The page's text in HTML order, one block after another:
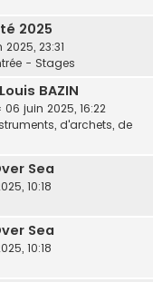
2025
2025, 23:31
- Stages
BAZIN
06 juin 2025, 16:22
d'archets, de
Sea
10:18
Sea
10:18